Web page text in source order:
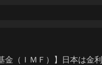
金（ＩＭＦ）】日本は金